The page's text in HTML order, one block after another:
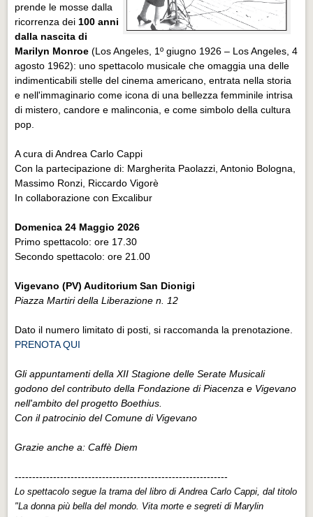
prende le mosse dalla
ricorrenza dei 100 anni
dalla nascita di
Marilyn Monroe (Los Angeles, 1º giugno 1926 – Los Angeles, 4
agosto 1962): uno spettacolo musicale che omaggia una delle
indimenticabili stelle del cinema americano, entrata nella storia
e nell'immaginario come icona di una bellezza femminile intrisa
di mistero, candore e malinconia, e come simbolo della cultura
pop.
A cura di Andrea Carlo Cappi
Con la partecipazione di: Margherita Paolazzi, Antonio Bologna,
Massimo Ronzi, Riccardo Vigorè
In collaborazione con Excalibur
Domenica 24 Maggio 2026
Primo spettacolo: ore 17.30
Secondo spettacolo: ore 21.00
Vigevano (PV) Auditorium San Dionigi
Piazza Martiri della Liberazione n. 12
Dato il numero limitato di posti, si raccomanda la prenotazione.
PRENOTA QUI
Gli appuntamenti della XII Stagione delle Serate Musicali
godono del contributo della Fondazione di Piacenza e Vigevano
nell'ambito del progetto Boethius.
Con il patrocinio del Comune di Vigevano
Grazie anche a: Caffè Diem
-------------------------------------------------------------
Lo spettacolo segue la trama del libro di Andrea Carlo Cappi, dal titolo
"La donna più bella del mondo. Vita morte e segreti di Marylin